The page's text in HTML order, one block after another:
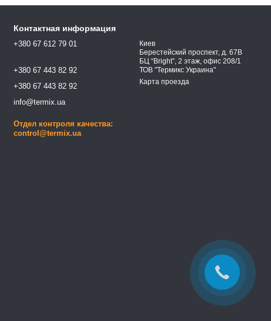
Контактная информация
+380 67 612 79 01
+380 67 443 82 92
+380 67 443 82 92
info@termix.ua
Отдел контроля качества:
control@termix.ua
Киев
Берестейский проспект, д. 67В
БЦ “Bright”, 2 этаж, офис 208/1
ТОВ "Термикс Украина"
Карта проезда